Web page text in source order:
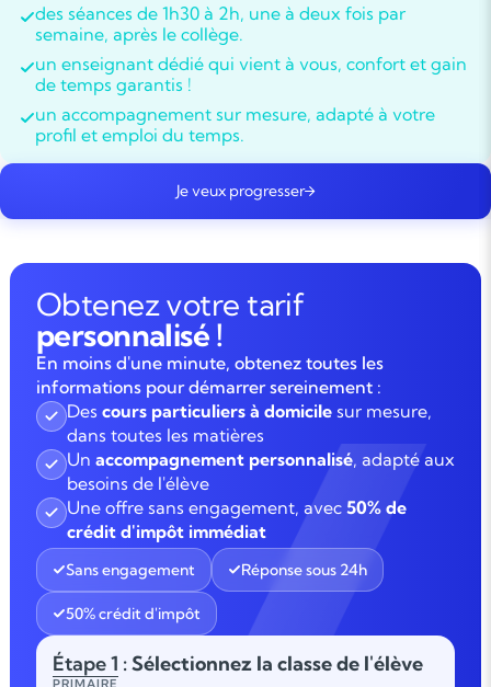
des séances de 1h30 à 2h, une à deux fois par
semaine, après le collège.
un enseignant dédié qui vient à vous, confort et gain
de temps garantis !
un accompagnement sur mesure, adapté à votre
profil et emploi du temps.
Je veux progresser
Obtenez votre tarif
personnalisé !
En moins d'une minute, obtenez toutes les
informations pour démarrer sereinement :
Des cours particuliers à domicilesur mesure,
dans toutes les matières
Un accompagnement personnalisé, adapté aux
besoins de l'élève
Une offre sans engagement, avec 50% de
crédit d'impôt immédiat
Sans engagement Réponse sous 24h
50% crédit d'impôt
Étape 1 : Sélectionnez la classe de l'élève
PRIMAIRE